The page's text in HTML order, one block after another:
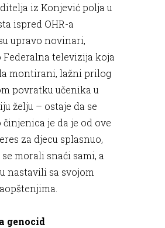
iz Konjević polja u
ispred OHR-a
upravo novinari,
televizija koja
montirani, lažni prilog
povratku učenika u
želju – ostaje da se
činjenica je da je od ove
za djecu splasnuo,
morali snaći sami, a
nastavili sa svojom
genocid